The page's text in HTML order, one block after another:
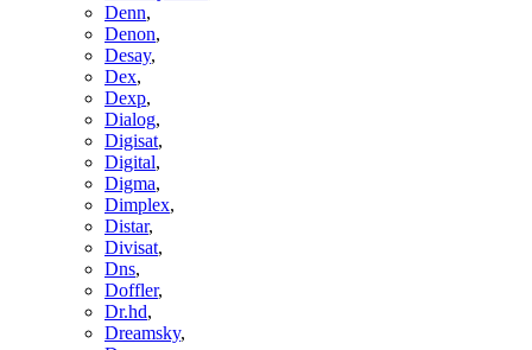
Denn,
Denon,
Desay,
Dex,
Dexp,
Dialog,
Digisat,
Digital,
Digma,
Dimplex,
Distar,
Divisat,
Dns,
Doffler,
Dr.hd,
Dreamsky,